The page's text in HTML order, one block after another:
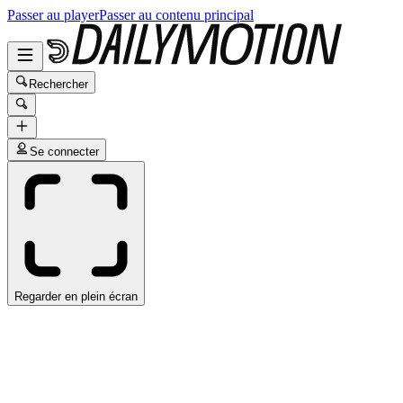
Passer au playerPasser au contenu principal
Rechercher
Se connecter
Regarder en plein écran